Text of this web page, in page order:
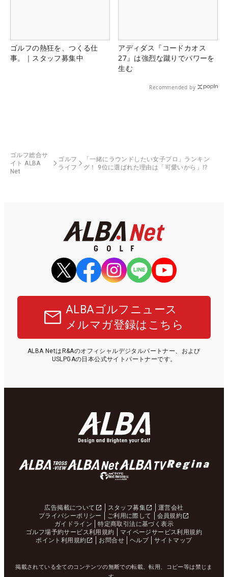
ゴルフの熱狂を、つくる仕
事。｜スタッフ募集中
アディダス『コードカオス
27』は強烈な蹴りでパワーを
生む
Recommended by
ゴルフ総合サ
イト ALBA
Net
ゴルフ
ライフ
「一緒にラウンドしたい女子プロ」ランキン
グ！ 9位に選ばれた理由は「可愛いから」⁉
ALBAゴルフニュース
メルマガ登録はこちら
ALBA NetはR&Aのオフィシャルデジタルパートナー、および
USLPGAの日本公式サイトパートナーです。
広告掲載について スタッフ募集
運営会社
プライバシーポリシー
ご利用に際して
会員規約
ガイドライン
特定商取引法に基づく表示
ゴルフ場予約サービス利用規約
マイページサービス利用規約
ポイント利用規約
お問合せ ヘルプ サイトマップ
掲載されている全てのコンテンツの無断での転載、転用、コピー等は禁じま